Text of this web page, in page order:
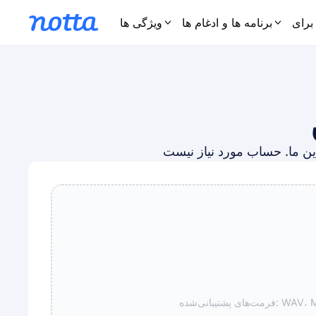
ویژگی ها برنامه ها و ادغام ها